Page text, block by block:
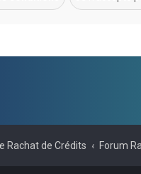
Rachat de Crédits Forum